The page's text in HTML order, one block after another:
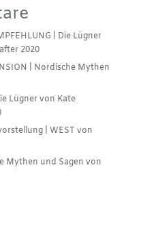
| Die Lügner
2020
| Nordische Mythen
Lügner von Kate
| WEST von
Mythen und Sagen von